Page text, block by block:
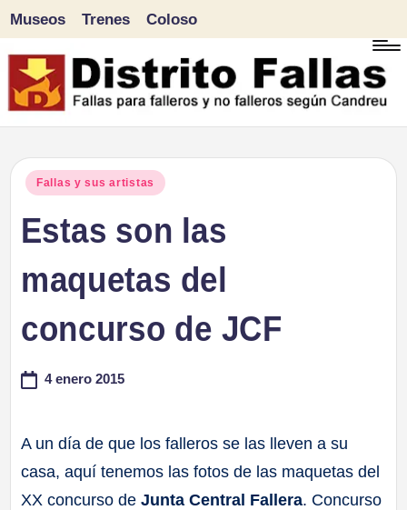
Saltar
al
Museos Trenes Coloso
Publicado
Fallas y sus artistas
Estas son las
maquetas del
concurso de JCF
4 enero 2015
A un día de que los falleros se las lleven a su
casa, aquí tenemos las fotos de las maquetas del
XX concurso deJunta Central Fallera. Concurso